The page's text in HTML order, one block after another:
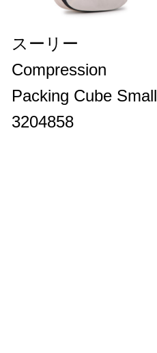
スーリー
Compression
Packing Cube Small
3204858